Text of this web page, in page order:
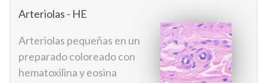
Arteriolas - HE
Arteriolas pequeñas en un
preparado coloreado con
hematoxilina y eosina